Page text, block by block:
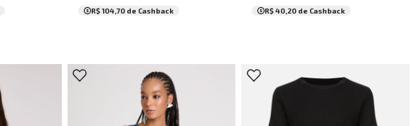
R$ 104,70de Cashback R$ 40,20 de Cashback